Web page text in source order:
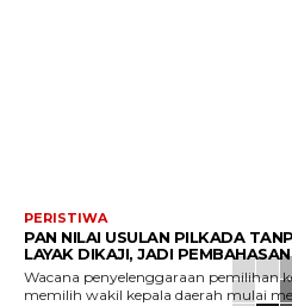
PERISTIWA
PAN NILAI USULAN PILKADA
LAYAK DIKAJI, JADI
Wacana penyelenggaraan pemilihan
memilih wakil kepala daerah mulai